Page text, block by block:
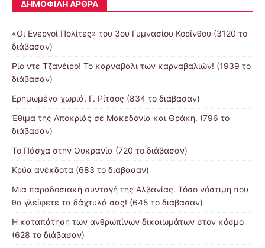
ΔΗΜΟΦΙΛΉ ΆΡΘΡΑ
«Οι Ενεργοί Πολίτες» του 3ου Γυμνασίου Κορίνθου (3120 το
διάβασαν)
Ρίο ντε Τζανέιρο! Το καρναβάλι των καρναβαλιών! (1939 το
διάβασαν)
Ερημωμένα χωριά, Γ. Ρίτσος (834 το διάβασαν)
Έθιμα της Αποκριάς σε Μακεδονία και Θράκη. (796 το
διάβασαν)
Το Πάσχα στην Ουκρανία (720 το διάβασαν)
Κρύα ανέκδοτα (683 το διάβασαν)
Μια παραδοσιακή συνταγή της Αλβανίας. Τόσο νόστιμη που
θα γλείφετε τα δάχτυλά σας! (645 το διάβασαν)
Η καταπάτηση των ανθρωπίνων δικαιωμάτων στον κόσμο
(628 το διάβασαν)